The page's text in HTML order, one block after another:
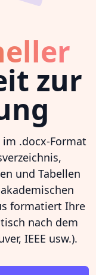
zur
.docx-Format
und Tabellen
formatiert Ihre
nach dem
IEEE usw.).